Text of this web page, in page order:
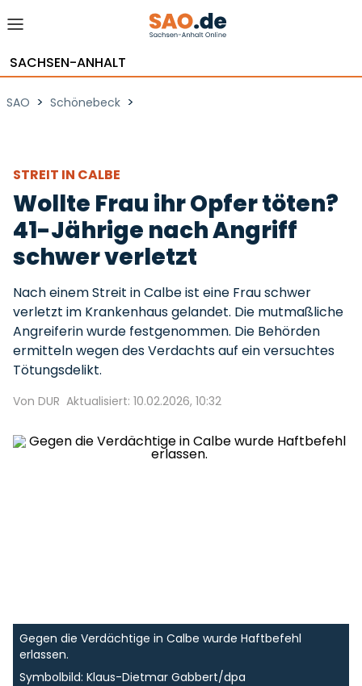
SACHSEN-ANHALT
SAO > Schönebeck >
STREIT IN CALBE
Wollte Frau ihr Opfer töten?
41-Jährige nach Angriff
schwer verletzt
Nach einem Streit in Calbe ist eine Frau schwer
verletzt im Krankenhaus gelandet. Die mutmaßliche
Angreiferin wurde festgenommen. Die Behörden
ermitteln wegen des Verdachts auf ein versuchtes
Tötungsdelikt.
Von DUR Aktualisiert: 10.02.2026, 10:32
Gegen die Verdächtige in Calbe wurde Haftbefehl
erlassen.
Symbolbild: Klaus-Dietmar Gabbert/dpa